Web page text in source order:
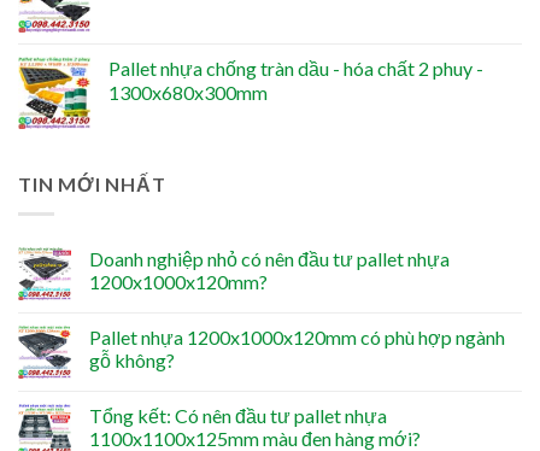
Pallet nhựa chống tràn dầu - hóa chất 2 phuy -
1300x680x300mm
TIN MỚI NHẤT
Doanh nghiệp nhỏ có nên đầu tư pallet nhựa
1200x1000x120mm?
Pallet nhựa 1200x1000x120mm có phù hợp ngành
gỗ không?
Tổng kết: Có nên đầu tư pallet nhựa
1100x1100x125mm màu đen hàng mới?